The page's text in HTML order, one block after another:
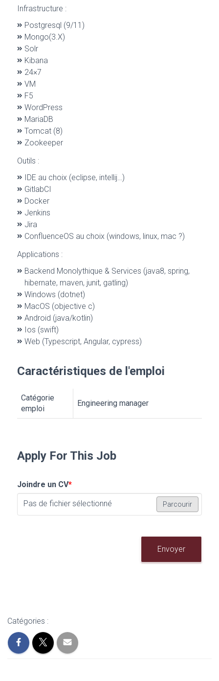
Infrastructure :
Postgresql (9/11)
Mongo(3.X)
Solr
Kibana
24×7
VM
F5
WordPress
MariaDB
Tomcat (8)
Zookeeper
Outils :
IDE au choix (eclipse, intellij…)
GitlabCI
Docker
Jenkins
Jira
ConfluenceOS au choix (windows, linux, mac ?)
Applications :
Backend Monolythique & Services (java8, spring,
hibernate, maven, junit, gatling)
Windows (dotnet)
MacOS (objective c)
Android (java/kotlin)
Ios (swift)
Web (Typescript, Angular, cypress)
Caractéristiques de l'emploi
Catégorie
emploi
Engineering manager
Apply For This Job
Joindre un CV*
Pas de fichier sélectionné Parcourir
Envoyer
Catégories :